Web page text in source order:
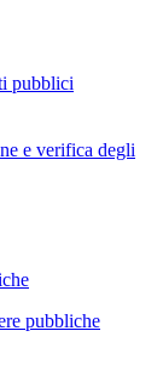
pubblici
e verifica degli
pubbliche